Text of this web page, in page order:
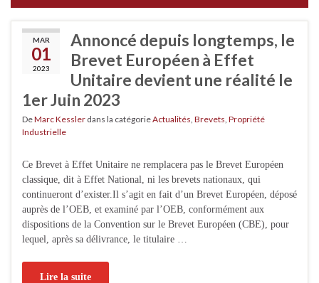
MAR
01
2023
Annoncé depuis longtemps, le
Brevet Européen à Effet
Unitaire devient une réalité le
1er Juin 2023
DeMarc Kessler dans la catégorieActualités Brevets Propriété
Industrielle
Ce Brevet à Effet Unitaire ne remplacera pas le Brevet Européen
classique, dit à Effet National, ni les brevets nationaux, qui
continueront d’exister.Il s’agit en fait d’un Brevet Européen, déposé
auprès de l’OEB, et examiné par l’OEB, conformément aux
dispositions de la Convention sur le Brevet Européen (CBE), pour
lequel, après sa délivrance, le titulaire …
Lire la suite